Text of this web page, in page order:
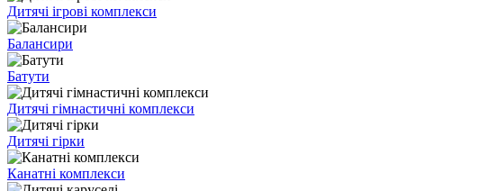
Дитячі ігрові комплекси
Балансири
Батути
Дитячі гімнастичні комплекси
Дитячі гірки
Канатні комплекси